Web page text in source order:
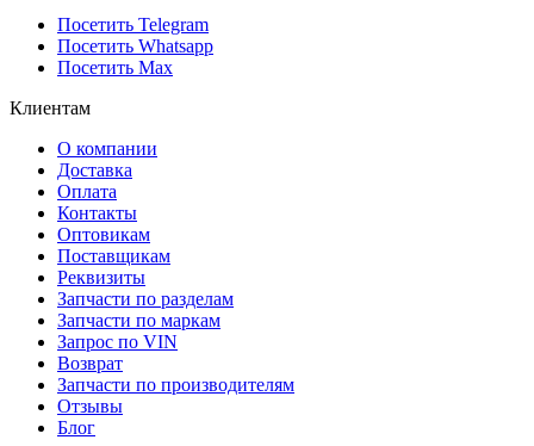
Посетить Telegram
Посетить Whatsapp
Посетить Max
Клиентам
О компании
Доставка
Оплата
Контакты
Оптовикам
Поставщикам
Реквизиты
Запчасти по разделам
Запчасти по маркам
Запрос по VIN
Возврат
Запчасти по производителям
Отзывы
Блог